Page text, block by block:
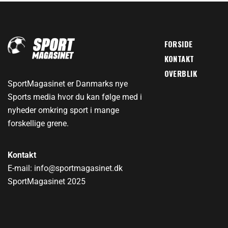
SportMagasinet er Danmarks nye
Sports media hvor du kan følge med i
nyheder omkring sport i mange
forskellige grene.
Kontakt
E-mail: info@sportmagasinet.dk
SportMagasinet 2025
FORSIDE
KONTAKT
OVERBLIK